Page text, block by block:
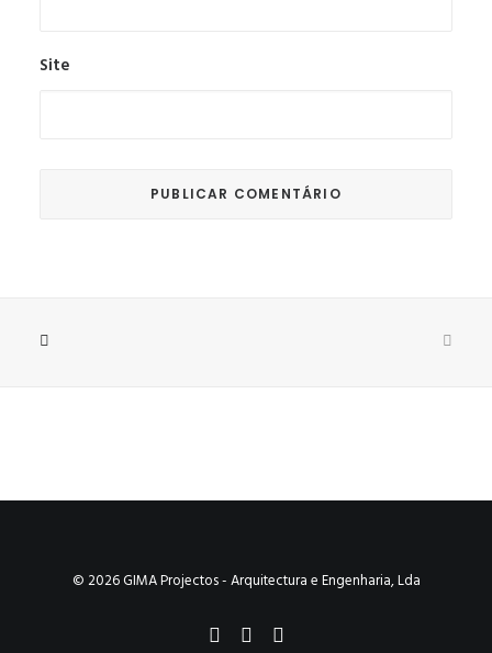
Site
© 2026 GIMA Projectos - Arquitectura e Engenharia, Lda